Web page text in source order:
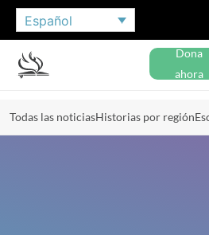
Español
Dona
ahora
Todas las noticiasHistorias por región